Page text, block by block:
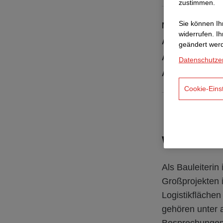
Name:
Alter:
Aktuelle
Ausbildung:
Was
Als Bauleiterin
Großprojekten
gehören unter
zustimmen.
Sie können
widerrufen.
geändert
Cookie-